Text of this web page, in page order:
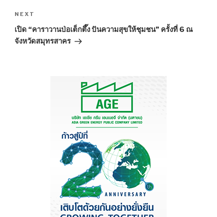
Next
Post
NEXT
เปิด “คาราวานป่อเต็กตึ๊ง ปันความสุขให้ชุมชน” ครั้งที่ 6 ณ
จังหวัดสมุทรสาคร